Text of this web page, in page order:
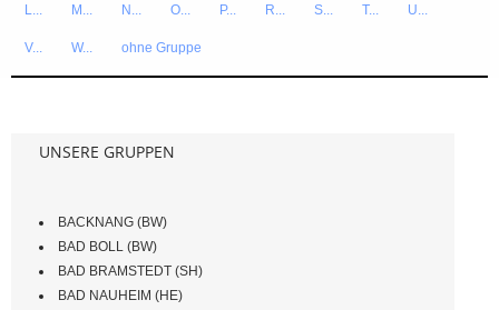
L... M... N... O... P... R... S... T... U...
V... W... ohne Gruppe
UNSERE GRUPPEN
BACKNANG (BW)
BAD BOLL (BW)
BAD BRAMSTEDT (SH)
BAD NAUHEIM (HE)